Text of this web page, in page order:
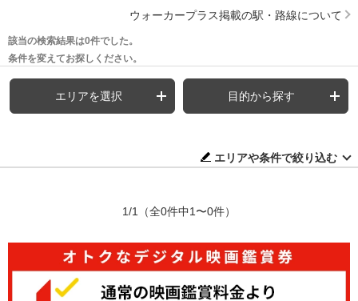
ウォーカープラス掲載の駅・路線について
該当の検索結果は0件でした。
条件を変えてお探しください。
エリアを選択 目的から探す
エリアや条件で絞り込む
1/1 （全0件中1〜0件）